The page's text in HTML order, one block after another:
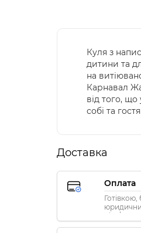
Куля з
дитини та
на
Карнавал
від того, що
собі та
Доставка
Оплата
Visa/